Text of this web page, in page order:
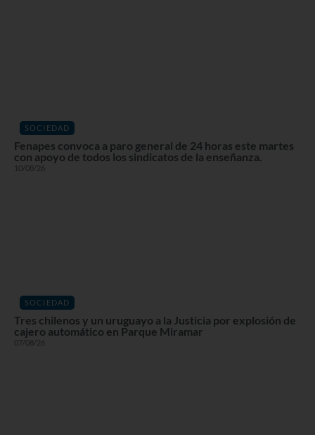
SOCIEDAD
Fenapes convoca a paro general de 24 horas este martes
con apoyo de todos los sindicatos de la enseñanza.
10/08/26
SOCIEDAD
Tres chilenos y un uruguayo a la Justicia por explosión de
cajero automático en Parque Miramar
07/08/26